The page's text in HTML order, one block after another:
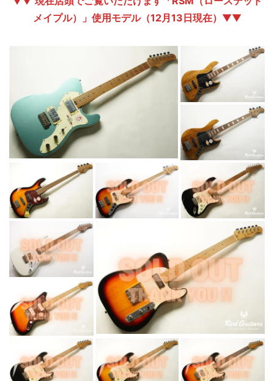
メイプル）」使用モデル（12月13日現在） ▼▼